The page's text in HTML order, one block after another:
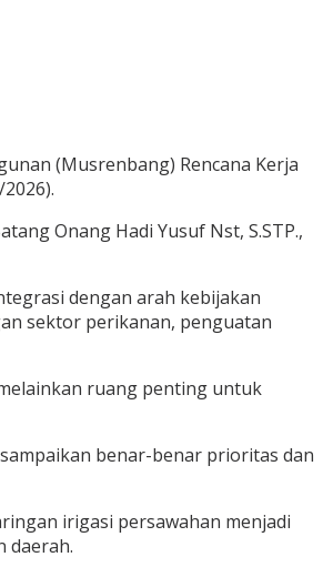
(Musrenbang) Rencana Kerja
Onang Hadi Yusuf Nst, S.STP.,
dengan arah kebijakan
sektor perikanan, penguatan
ruang penting untuk
benar-benar prioritas dan
irigasi persawahan menjadi
daerah.